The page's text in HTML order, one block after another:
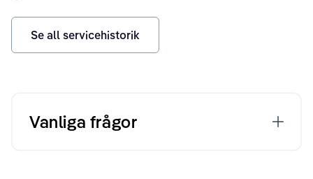
Se all servicehistorik
Vanliga frågor